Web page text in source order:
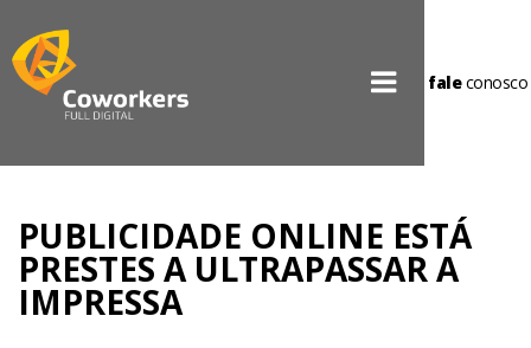
faleconosco
PUBLICIDADE ONLINE ESTÁ
PRESTES A ULTRAPASSAR A
IMPRESSA